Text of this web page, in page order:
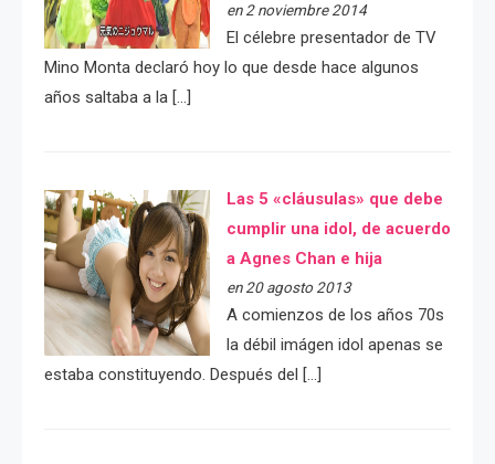
en 2 noviembre 2014
El célebre presentador de TV
Mino Monta declaró hoy lo que desde hace algunos
años saltaba a la […]
Las 5 «cláusulas» que debe
cumplir una idol, de acuerdo
a Agnes Chan e hija
en 20 agosto 2013
A comienzos de los años 70s
la débil imágen idol apenas se
estaba constituyendo. Después del […]